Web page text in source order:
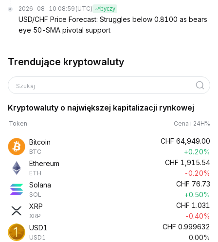
2026-08-10 08:59 (UTC) byczy
USD/CHF Price Forecast: Struggles below 0.8100 as bears
eye 50-SMA pivotal support
Trendujące kryptowaluty
Szukaj
Kryptowaluty o największej kapitalizacji rynkowej
Token Cena i 24H%
Bitcoin
BTC
CHF 64,949.00
+0.20%
Ethereum
ETH
CHF 1,915.54
-0.20%
Solana
SOL
CHF 76.73
+0.50%
XRP
XRP
CHF 1.031
-0.40%
USD1
USD1
CHF 0.999632
0.00%